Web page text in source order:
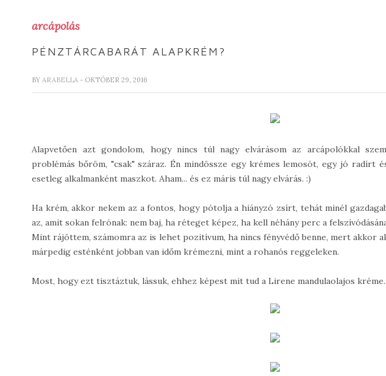
arcápolás
PÉNZTÁRCABARÁT ALAPKRÉM?
BY ARABELLA - OKTÓBER 29, 2016
Alapvetően azt gondolom, hogy nincs túl nagy elvárásom az arcápolókkal
problémás bőröm, "csak" száraz. Én mindössze egy krémes lemosót, egy jó radírt
esetleg alkalmanként maszkot. Aham... és ez máris túl nagy elvárás. :)
Ha krém, akkor nekem az a fontos, hogy pótolja a hiányzó zsírt, tehát minél
az, amit sokan felrónak: nem baj, ha réteget képez, ha kell néhány perc a
Mint rájöttem, számomra az is lehet pozitívum, ha nincs fényvédő benne, mert akkor
márpedig esténként jobban van időm krémezni, mint a rohanós reggeleken.
Most, hogy ezt tisztáztuk, lássuk, ehhez képest mit tud a Lirene mandulaolajos kréme.